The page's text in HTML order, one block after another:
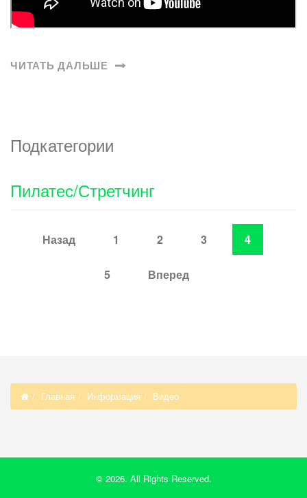
ЧИТАТЬ ДАЛЬШЕ
Подкатегории
Пилатес/Стретчинг
Назад 1 2 3 4
5 Вперед
Главная Информация Видео
© 2026. All Rights Reserved.